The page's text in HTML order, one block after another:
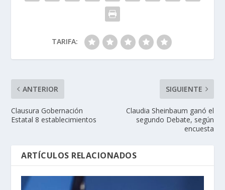
TARIFA:
ANTERIOR
Clausura Gobernación
Estatal 8 establecimientos
SIGUIENTE
Claudia Sheinbaum ganó el
segundo Debate, según
encuesta
ARTÍCULOS RELACIONADOS